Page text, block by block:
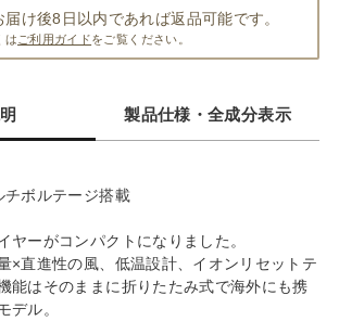
届け後8日以内であれば返品可能です。
は ご利用ガイドをご覧ください。
製品仕様・全成分表示
ボルテージ搭載
ヤーがコンパクトになりました。
×直進性の風、低温設計、イオンリセットテ
能はそのままに折りたたみ式で海外にも携
デル。